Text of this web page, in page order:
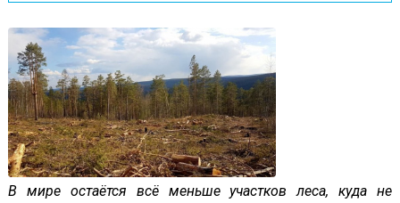
В мире остаётся всё меньше участков леса, куда не